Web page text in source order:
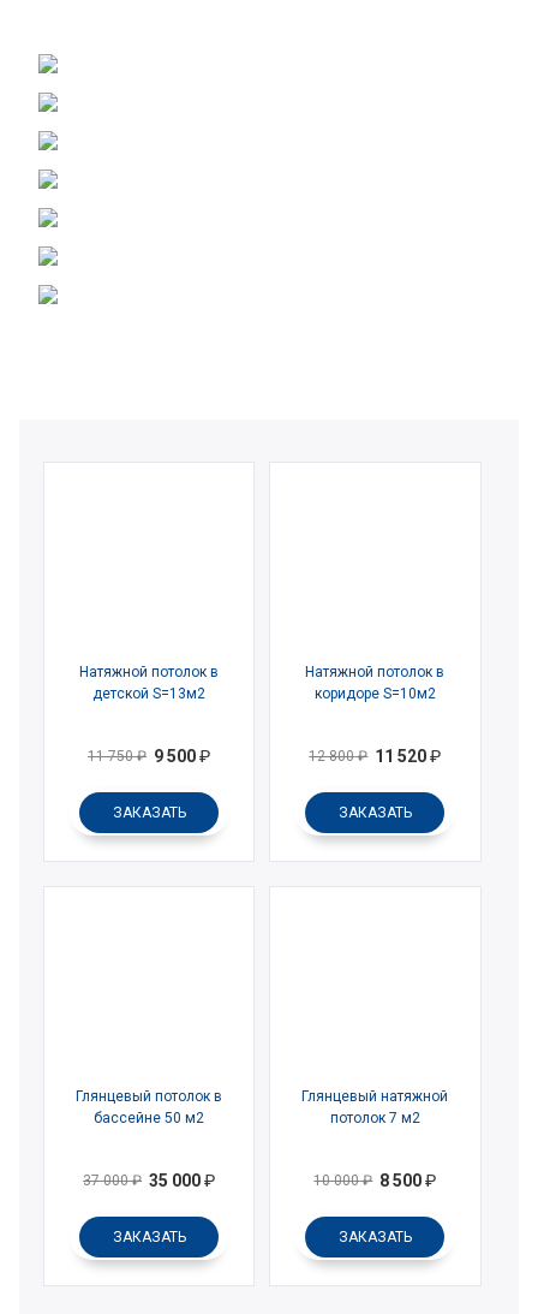
Натяжной потолок в
детской S=13м2
11 750₽ 9 500₽
ЗАКАЗАТЬ
Натяжной потолок в
коридоре S=10м2
12 800₽ 11 520₽
ЗАКАЗАТЬ
Глянцевый потолок в
бассейне 50 м2
37 000₽ 35 000₽
ЗАКАЗАТЬ
Глянцевый натяжной
потолок 7 м2
10 000₽ 8 500₽
ЗАКАЗАТЬ